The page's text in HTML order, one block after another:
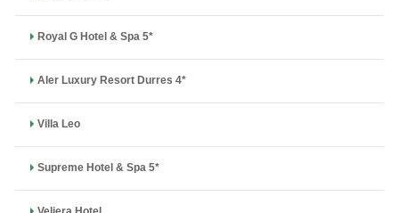
Royal G Hotel & Spa 5*
Aler Luxury Resort Durres 4*
Villa Leo
Supreme Hotel & Spa 5*